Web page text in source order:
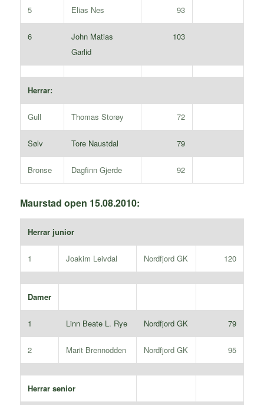
5 Elias Nes 93
6
John Matias
Garlid
103
Herrar:
Gull Thomas Storøy 72
Sølv Tore Naustdal 79
Bronse Dagfinn Gjerde 92
Maurstad open 15.08.2010:
Herrar junior
1 Joakim Leivdal Nordfjord GK 120
Damer
1 Linn Beate L. Rye Nordfjord GK 79
2 Marit Brennodden Nordfjord GK 95
Herrar senior